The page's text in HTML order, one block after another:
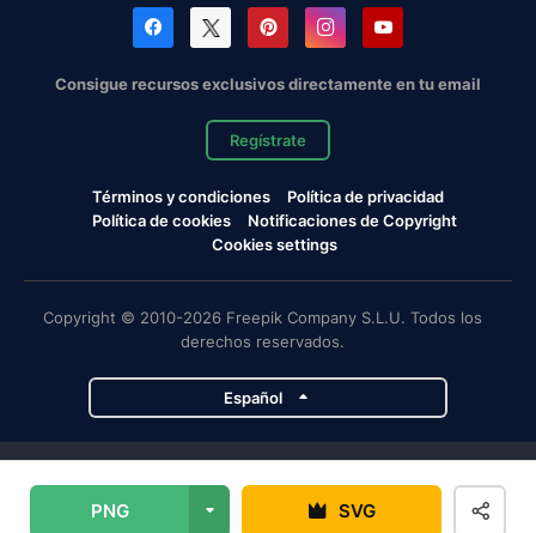
PNG SVG
Consigue recursos exclusivos directamente en tu email
Regístrate
Términos y condiciones
Política de privacidad
Política de cookies
Notificaciones de Copyright
Cookies settings
Copyright © 2010-2026 Freepik Company S.L.U. Todos los
derechos reservados.
Español